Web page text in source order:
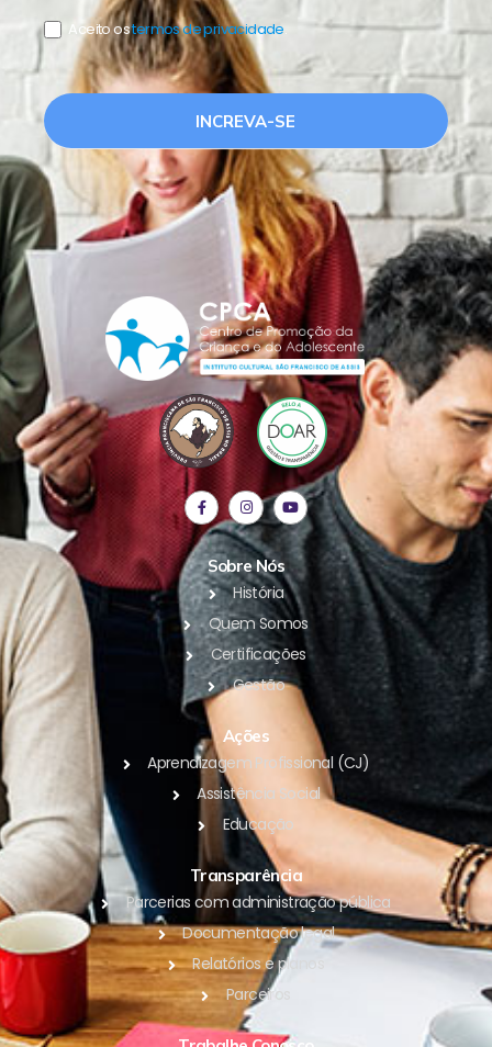
Aceito ostermos de privacidade.
INCREVA-SE
Sobre Nós
História
Quem Somos
Certificações
Gestão
Ações
Aprendizagem Profissional (CJ)
Assistência Social
Educação
Transparência
Parcerias com administração pública
Documentação legal
Relatórios e planos
Parceiros